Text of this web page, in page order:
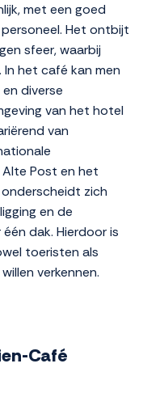
met een goed
Het ontbijt
sfeer, waarbij
het café kan men
diverse
van het hotel
van
Post en het
zich
en de
dak. Hierdoor is
toeristen als
verkennen.
Café